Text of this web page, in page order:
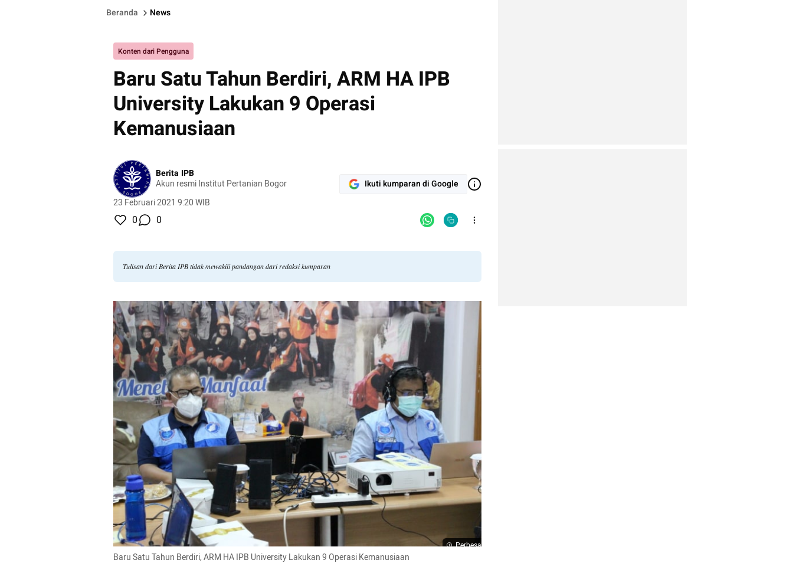
Beranda News
Konten dari Pengguna
Baru Satu Tahun Berdiri, ARM HA IPB
University Lakukan 9 Operasi
Kemanusiaan
Berita IPB
Akun resmi Institut Pertanian Bogor
23 Februari 2021 9:20 WIB
Ikuti kumparan di Google
0 0
Tulisan dari Berita IPB tidak mewakili pandangan dari redaksi kumparan
Perbesar
Baru Satu Tahun Berdiri, ARM HA IPB University Lakukan 9 Operasi Kemanusiaan